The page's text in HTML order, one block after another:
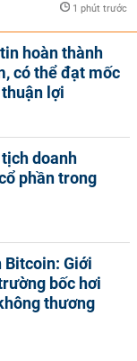
1 phút trước
hoàn thành
có thể đạt mốc
lợi
doanh
phần trong
Bitcoin: Giới
bốc hơi
thương